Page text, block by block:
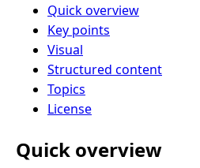
Quick overview
Key points
Visual
Structured content
Topics
License
Quick overview